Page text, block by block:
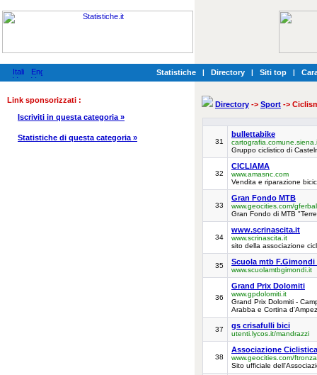
Statistiche | Directory | Siti top |
Link sponsorizzati :
Iscriviti in questa categoria »
Statistiche di questa categoria »
Directory -> Sport ->
31
bullettabike
Gruppo ciclistico di
32
CICLIAMA
www.amasnc.com
Vendita e riparazione
33
Gran Fondo MTB
www.geocities.com/
Gran Fondo di MTB
34
www.scrinascita.it
www.scrinascita.it
sito della associazione
35 Scuola mtb
www.scuolamtbgimondi.it
36
Grand Prix Dolomiti
www.gpdolomiti.it
Grand Prix Dolomiti -
Arabba e Cortina
37 gs crisafulli bici
utenti.lycos.it/mandrazzi
38
Associazione
www.geocities.com/
Sito ufficiale